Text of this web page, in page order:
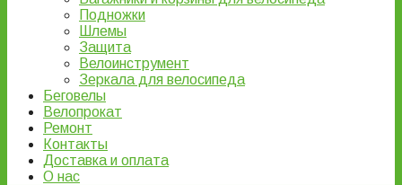
Подножки
Шлемы
Защита
Велоинструмент
Зеркала для велосипеда
Беговелы
Велопрокат
Ремонт
Контакты
Доставка и оплата
О нас